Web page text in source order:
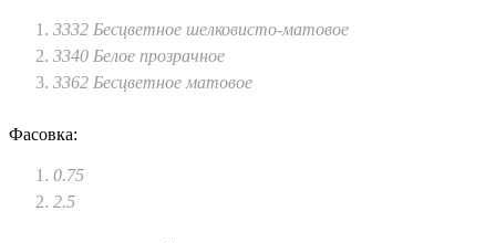
3332 Бесцветное шелковисто-матовое
3340 Белое прозрачное
3362 Бесцветное матовое
Фасовка:
0.75
2.5